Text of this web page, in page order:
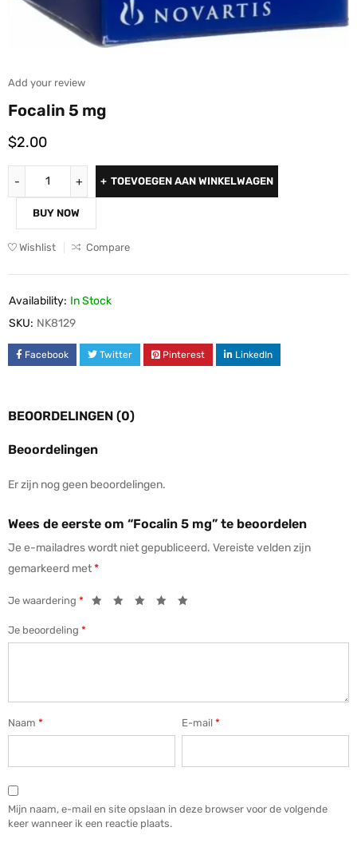
Add your review
Focalin 5 mg
$2.00
TOEVOEGEN AAN WINKELWAGEN
BUY NOW
Wishlist Compare
Availability: In Stock
SKU: NK8129
Facebook Twitter Pinterest LinkedIn
BEOORDELINGEN (0)
Beoordelingen
Er zijn nog geen beoordelingen.
Wees de eerste om “Focalin 5 mg” te beoordelen
Je e-mailadres wordt niet gepubliceerd. Vereiste velden zijn
gemarkeerd met*
Je waardering *
Je beoordeling *
Naam * E-mail*
Mijn naam, e-mail en site opslaan in deze browser voor de volgende
keer wanneer ik een reactie plaats.